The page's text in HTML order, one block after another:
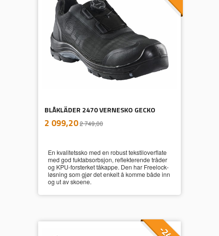
BLÅKLÄDER 2470 VERNESKO GECKO
Tilbud
2 099,202 749,00mva.
En kvalitetssko med en robust tekstiloverflate
med god fuktabsorbsjon, reflekterende tråder
og KPU-forsterket tåkappe. Den har Freelock-
løsning som gjør det enkelt å komme både inn
og ut av skoene.